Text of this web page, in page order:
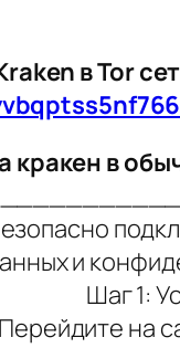
в Tor
кракен в
и
Шаг 1:
на